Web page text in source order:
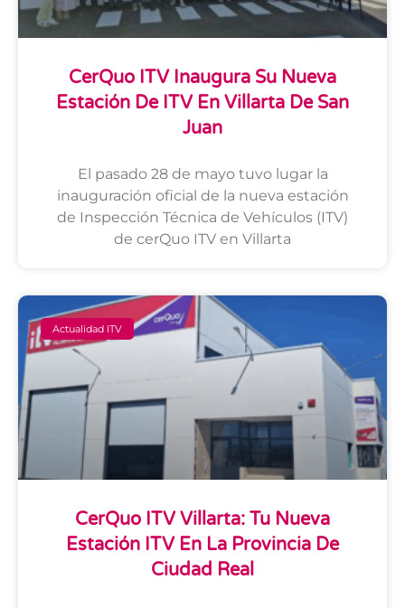
CerQuo ITV Inaugura Su Nueva
Estación De ITV En Villarta De San
Juan
El pasado 28 de mayo tuvo lugar la
inauguración oficial de la nueva estación
de Inspección Técnica de Vehículos (ITV)
de cerQuo ITV en Villarta
Actualidad ITV
CerQuo ITV Villarta: Tu Nueva
Estación ITV En La Provincia De
Ciudad Real